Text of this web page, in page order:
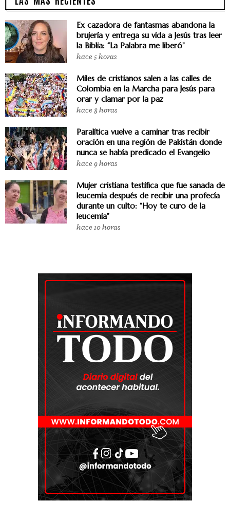
Ex cazadora de fantasmas abandona la
brujería y entrega su vida a Jesús tras leer
la Biblia: “La Palabra me liberó”
hace 5 horas
Miles de cristianos salen a las calles de
Colombia en la Marcha para Jesús para
orar y clamar por la paz
hace 8 horas
Paralítica vuelve a caminar tras recibir
oración en una región de Pakistán donde
nunca se había predicado el Evangelio
hace 9 horas
Mujer cristiana testifica que fue sanada de
leucemia después de recibir una profecía
durante un culto: “Hoy te curo de la
leucemia”
hace 10 horas